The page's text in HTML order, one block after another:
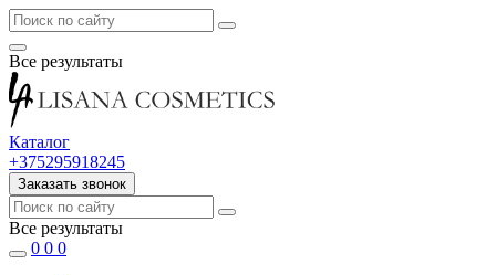
Все результаты
Каталог
+375295918245
Заказать звонок
Все результаты
0 0 0